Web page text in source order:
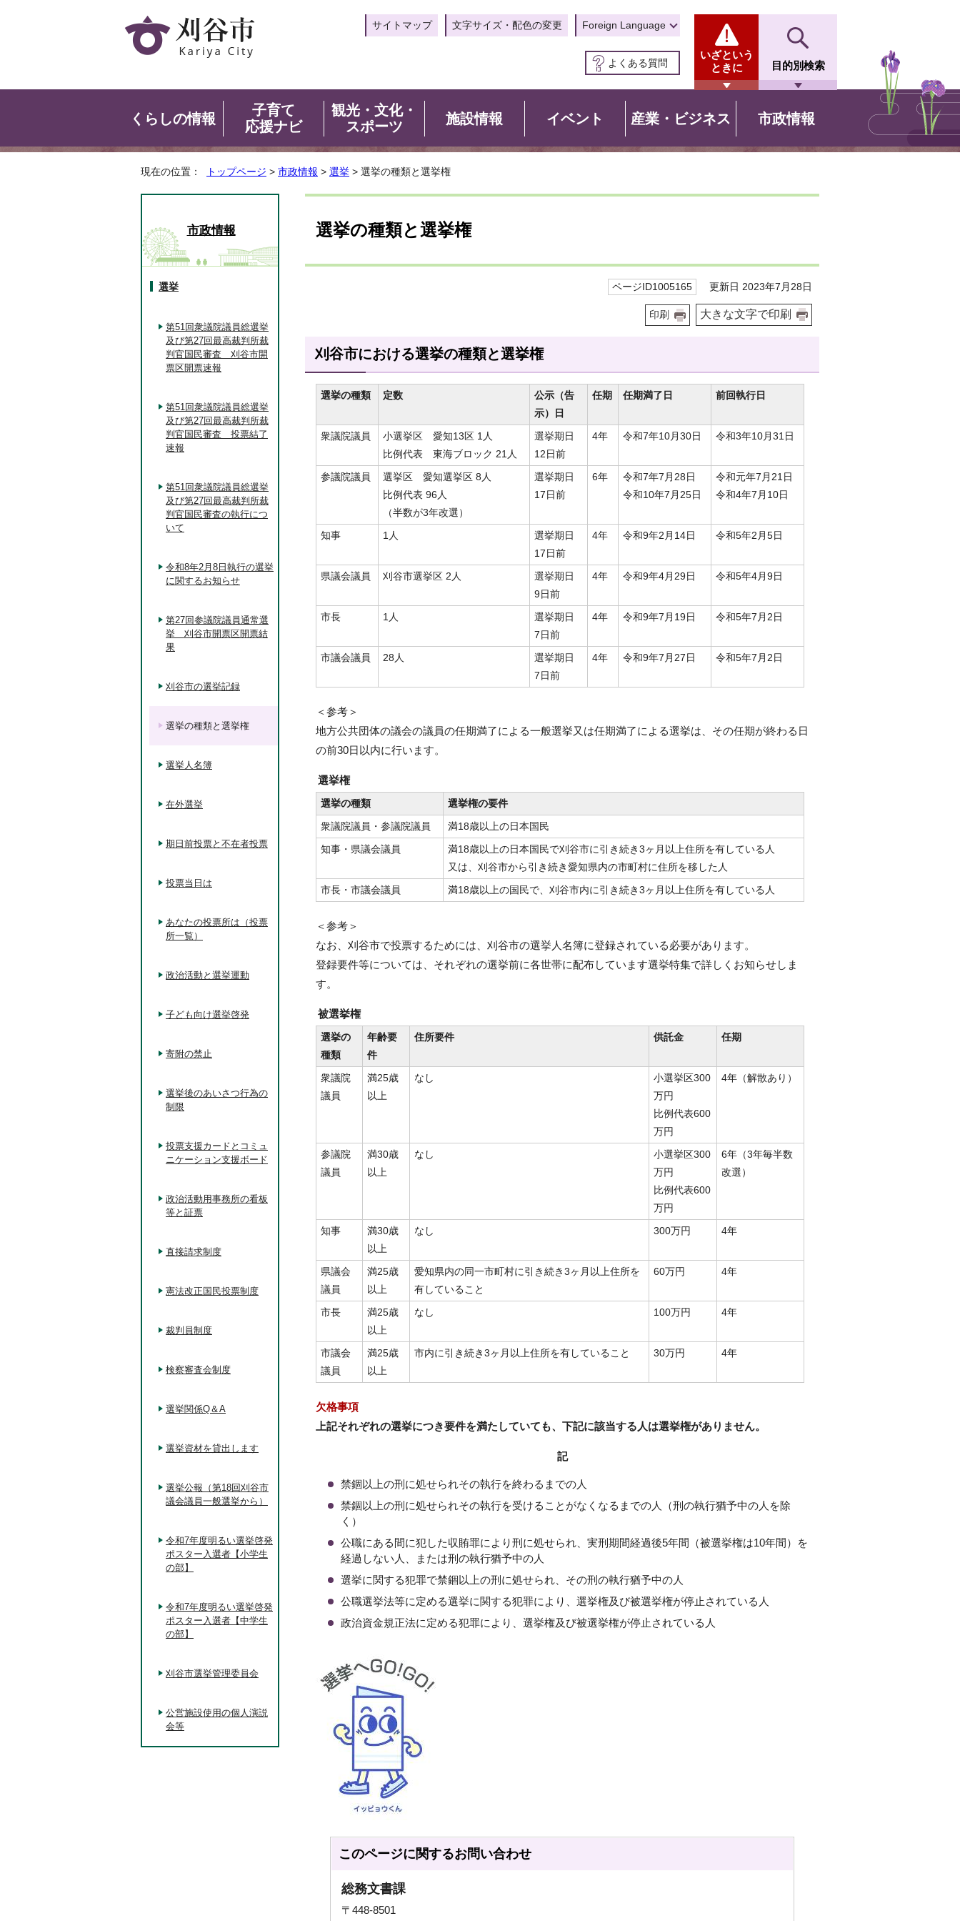
サイトマップ 文字サイズ・配色の変更 Foreign Language
よくある質問
いざという
ときに
目的別検索
くらしの情報
子育て
応援ナビ
観光・文化・
スポーツ
施設情報 イベント 産業・ビジネス 市政情報
現在の位置： トップページ > 市政情報 > 選挙 > 選挙の種類と選挙権
選挙の種類と選挙権
ページID1005165 更新日 2023年7月28日
印刷 大きな文字で印刷
刈谷市における選挙の種類と選挙権
選挙の種類 定数
公示（告
示）日
任期 任期満了日 前回執行日
衆議院議員
小選挙区 愛知13区 1人
比例代表 東海ブロック 21人
選挙期日
12日前
4年 令和7年10月30日 令和3年10月31日
参議院議員
選挙区 愛知選挙区 8人
比例代表 96人
（半数が3年改選）
選挙期日
17日前
6年
令和7年7月28日
令和10年7月25日
令和元年7月21日
令和4年7月10日
知事 1人
選挙期日
17日前
4年 令和9年2月14日 令和5年2月5日
県議会議員 刈谷市選挙区 2人
選挙期日
9日前
4年 令和9年4月29日 令和5年4月9日
市長 1人
選挙期日
7日前
4年 令和9年7月19日 令和5年7月2日
市議会議員 28人
選挙期日
7日前
4年 令和9年7月27日 令和5年7月2日
＜参考＞
地方公共団体の議会の議員の任期満了による一般選挙又は任期満了による選挙は、その任期が終わる日
の前30日以内に行います。
選挙権
選挙の種類
選挙権の要件
衆議院議員・参議院議員
満18歳以上の日本国民
知事・県議会議員
満18歳以上の日本国民で刈谷市に引き続き3ヶ月以上住所を有している人
又は、刈谷市から引き続き愛知県内の市町村に住所を移した人
市長・市議会議員
満18歳以上の国民で、刈谷市内に引き続き3ヶ月以上住所を有している人
＜参考＞
なお、刈谷市で投票するためには、刈谷市の選挙人名簿に登録されている必要があります。
登録要件等については、それぞれの選挙前に各世帯に配布しています選挙特集で詳しくお知らせしま
す。
被選挙権
選挙の
種類
年齢要
件
住所要件 供託金 任期
衆議院
議員
満25歳
以上
なし
小選挙区300
万円
比例代表600
万円
4年（解散あり）
参議院
議員
満30歳
以上
なし
小選挙区300
万円
比例代表600
万円
6年（3年毎半数
改選）
知事
満30歳
以上
なし 300万円 4年
県議会
議員
満25歳
以上
愛知県内の同一市町村に引き続き3ヶ月以上住所を
有していること
60万円 4年
市長
満25歳
以上
なし 100万円 4年
市議会
議員
満25歳
以上
市内に引き続き3ヶ月以上住所を有していること 30万円 4年
欠格事項
上記それぞれの選挙につき要件を満たしていても、下記に該当する人は選挙権がありません。
記
禁錮以上の刑に処せられその執行を終わるまでの人
禁錮以上の刑に処せられその執行を受けることがなくなるまでの人（刑の執行猶予中の人を除
く）
公職にある間に犯した収賄罪により刑に処せられ、実刑期間経過後5年間（被選挙権は10年間）を
経過しない人、または刑の執行猶予中の人
選挙に関する犯罪で禁錮以上の刑に処せられ、その刑の執行猶予中の人
公職選挙法等に定める選挙に関する犯罪により、選挙権及び被選挙権が停止されている人
政治資金規正法に定める犯罪により、選挙権及び被選挙権が停止されている人
このページに関するお問い合わせ
総務文書課
〒448-8501
市政情報
選挙
第51回衆議院議員総選挙
及び第27回最高裁判所裁
判官国民審査 刈谷市開
票区開票速報
第51回衆議院議員総選挙
及び第27回最高裁判所裁
判官国民審査 投票結了
速報
第51回衆議院議員総選挙
及び第27回最高裁判所裁
判官国民審査の執行につ
いて
令和8年2月8日執行の選挙
に関するお知らせ
第27回参議院議員通常選
挙 刈谷市開票区開票結
果
刈谷市の選挙記録
選挙の種類と選挙権
選挙人名簿
在外選挙
期日前投票と不在者投票
投票当日は
あなたの投票所は（投票
所一覧）
政治活動と選挙運動
子ども向け選挙啓発
寄附の禁止
選挙後のあいさつ行為の
制限
投票支援カードとコミュ
ニケーション支援ボード
政治活動用事務所の看板
等と証票
直接請求制度
憲法改正国民投票制度
裁判員制度
検察審査会制度
選挙関係Q＆A
選挙資材を貸出します
選挙公報（第18回刈谷市
議会議員一般選挙から）
令和7年度明るい選挙啓発
ポスター入選者【小学生
の部】
令和7年度明るい選挙啓発
ポスター入選者【中学生
の部】
刈谷市選挙管理委員会
公営施設使用の個人演説
会等